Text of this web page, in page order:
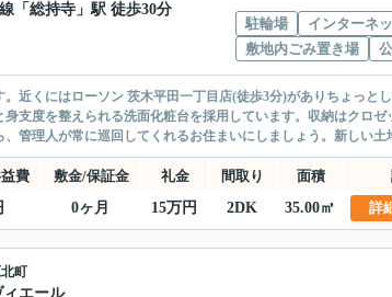
「 総持寺 」駅 徒歩30分
駐輪場
インターネ
敷地内ごみ置き場
近くにはローソン 茨木平田一丁目店(徒歩3分)がありちょっと
支度を整えられる洗面化粧台を採用しています。収納はクロ
管理人が常に巡回してくれるお住まいにしましょう。新しい土
費 敷金/保証金 礼金 間取り 面積
0ヶ月 15万円 2DK 35.00㎡ 詳
町
ィエール